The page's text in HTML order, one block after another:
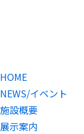
HOME
NEWS/イベント
施設概要
展示案内